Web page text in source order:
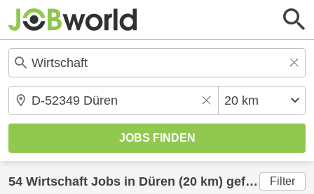
54 Wirtschaft Jobs in Düren (20 km) gefunden Filter